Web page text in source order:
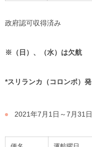
政府認可収得済み
※（日）、（水）は欠航
*スリランカ（コロンボ）発
2021年7月1日～7月31日